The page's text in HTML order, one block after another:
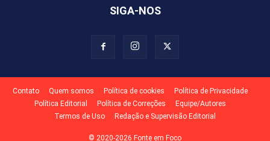
SIGA-NOS
Contato Quem somos Política de cookies
Política de Privacidade
Política Editorial
Política de Correções
Equipe/Autores
Termos de Uso
Redação e Supervisão Editorial
© 2020-2026 Fonte em Foco